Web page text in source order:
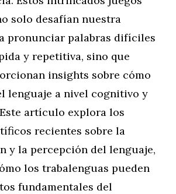
solo desafían nuestra
pronunciar palabras difíciles
y repetitiva, sino que
insights sobre cómo
lenguaje a nivel cognitivo y
artículo explora los
recientes sobre la
y la percepción del lenguaje,
los trabalenguas pueden
fundamentales del